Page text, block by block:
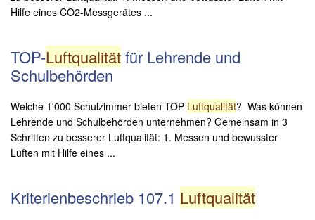
Hilfe eines CO2-Messgerätes ...
TOP-Luftqualitätfür Lehrende und
Schulbehörden
Welche 1'000 Schulzimmer bieten TOP-Luftqualität? Was können
Lehrende und Schulbehörden unternehmen? Gemeinsam in 3
Schritten zu besserer Luftqualität: 1. Messen und bewusster
Lüften mit Hilfe eines ...
Kriterienbeschrieb 107.1 Luftqualität